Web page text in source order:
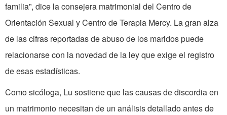
familia”, dice la consejera matrimonial del Centro de
Orientación Sexual y Centro de Terapia Mercy. La gran alza
de las cifras reportadas de abuso de los maridos puede
relacionarse con la novedad de la ley que exige el registro
de esas estadísticas.
Como sicóloga, Lu sostiene que las causas de discordia en
un matrimonio necesitan de un análisis detallado antes de